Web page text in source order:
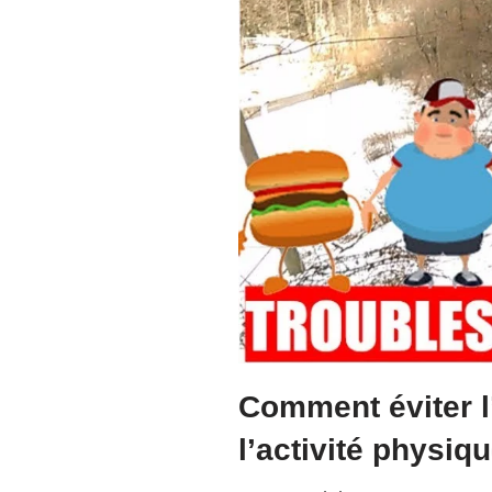
Comment éviter
l’activité